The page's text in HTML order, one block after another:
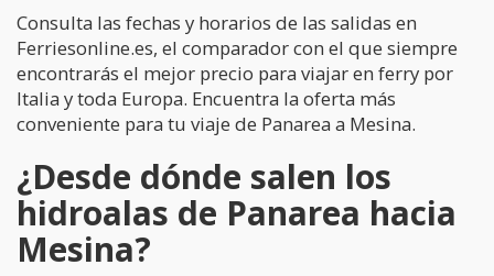
Consulta las fechas y horarios de las salidas en
Ferriesonline.es, el comparador con el que siempre
encontrarás el mejor precio para viajar en ferry por
Italia y toda Europa. Encuentra la oferta más
conveniente para tu viaje de Panarea a Mesina.
¿Desde dónde salen los
hidroalas de Panarea hacia
Mesina?